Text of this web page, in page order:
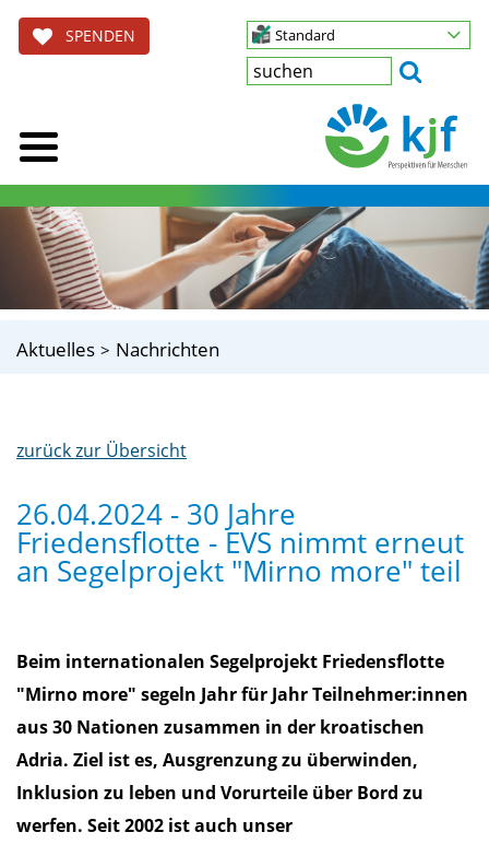
SPENDEN Standard
Aktuelles Nachrichten
zurück zur Übersicht
26.04.2024 - 30 Jahre
Friedensflotte - EVS nimmt erneut
an Segelprojekt "Mirno more" teil
Beim internationalen Segelprojekt Friedensflotte
"Mirno more" segeln Jahr für Jahr Teilnehmer:innen
aus 30 Nationen zusammen in der kroatischen
Adria. Ziel ist es, Ausgrenzung zu überwinden,
Inklusion zu leben und Vorurteile über Bord zu
werfen. Seit 2002 ist auch unser